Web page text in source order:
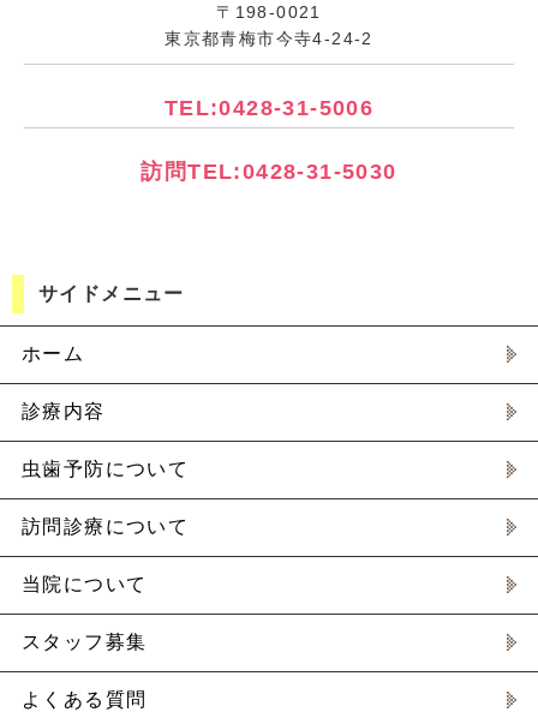
〒198-0021
東京都青梅市今寺4-24-2
TEL:0428-31-5006
訪問TEL:0428-31-5030
サイドメニュー
ホーム
診療内容
虫歯予防について
訪問診療について
当院について
スタッフ募集
よくある質問